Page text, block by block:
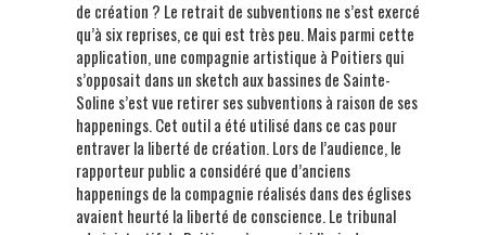
de création ? Le retrait de subventions ne s’est exercé
qu’à six reprises, ce qui est très peu. Mais parmi cette
application, une compagnie artistique à Poitiers qui
s’opposait dans un sketch aux bassines de Sainte-
Soline s’est vue retirer ses subventions à raison de ses
happenings. Cet outil a été utilisé dans ce cas pour
entraver la liberté de création. Lors de l’audience, le
rapporteur public a considéré que d’anciens
happenings de la compagnie réalisés dans des églises
avaient heurté la liberté de conscience. Le tribunal